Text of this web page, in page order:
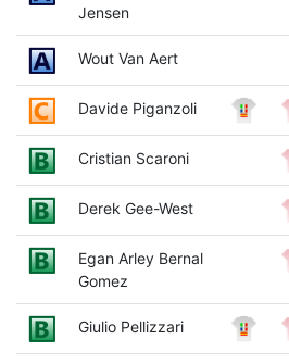
Jensen
Wout Van Aert
Davide Piganzoli
Cristian Scaroni
Derek Gee-West
Egan Arley Bernal
Gomez
Giulio Pellizzari